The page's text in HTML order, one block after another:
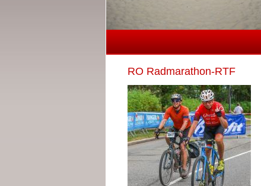
RO Radmarathon-RTF